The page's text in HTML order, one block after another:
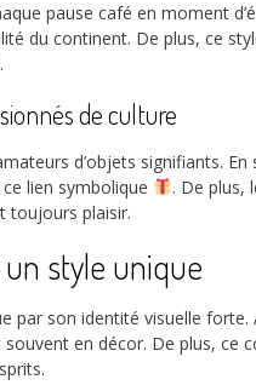
pause café en moment
du continent. De plus, ce
de culture
d’objets signifiants.
lien symbolique
. De plus,
toujours plaisir.
style unique
par son identité visuelle
en décor. De plus, ce